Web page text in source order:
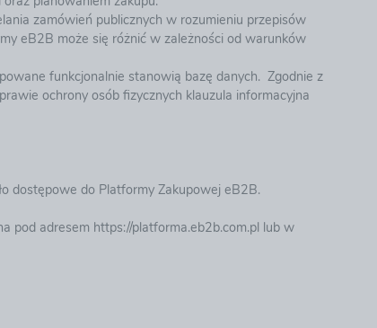
zamówień publicznych w rozumieniu przepisów
eB2B może się różnić w zależności od warunków
funkcjonalnie stanowią bazę danych.​ Zgodnie z
ochrony osób fizycznych klauzula informacyjna
dostępowe do Platformy Zakupowej eB2B.
pod adresem https://platforma.eb2b.com.pl lub w